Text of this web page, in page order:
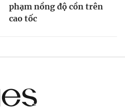
phạm nồng độ cồn trên
cao tốc